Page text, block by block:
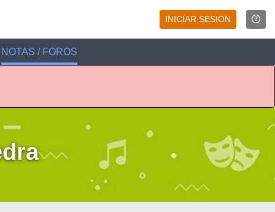
INICIAR SESION
NOTAS / FOROS